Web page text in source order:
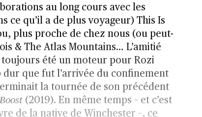
au long cours avec les
ce qu’il a de plus voyageur) This Is
plus proche de chez nous (ou peut-
& The Atlas Mountains… L’amitié
toujours été un moteur pour Rozi
dur que fut l’arrivée du confinement
la tournée de son précédent
(2019). En même temps – et c’est
de la native de Winchester –, ce